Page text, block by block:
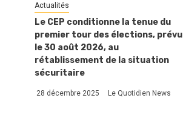
Actualités
Le CEP conditionne la tenue du
premier tour des élections, prévu
le 30 août 2026, au
rétablissement de la situation
sécuritaire
28 décembre 2025 Le Quotidien News